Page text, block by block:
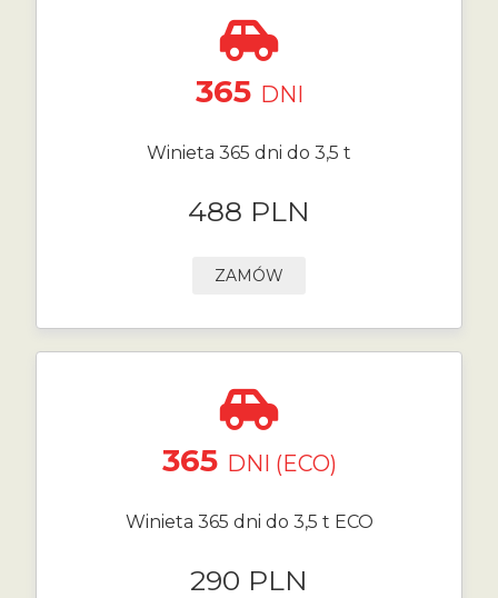
365 DNI
Winieta 365 dni do 3,5 t
488 PLN
ZAMÓW
365 DNI (ECO)
Winieta 365 dni do 3,5 t ECO
290 PLN